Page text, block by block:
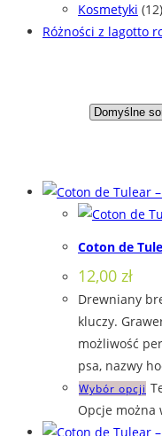
Coton de
12,00 zł
Drewniany
kluczy.
możliwość
psa, nazwy
Wybór opcji
Opcje
Kosmetyki (12)
Różności z lagotto